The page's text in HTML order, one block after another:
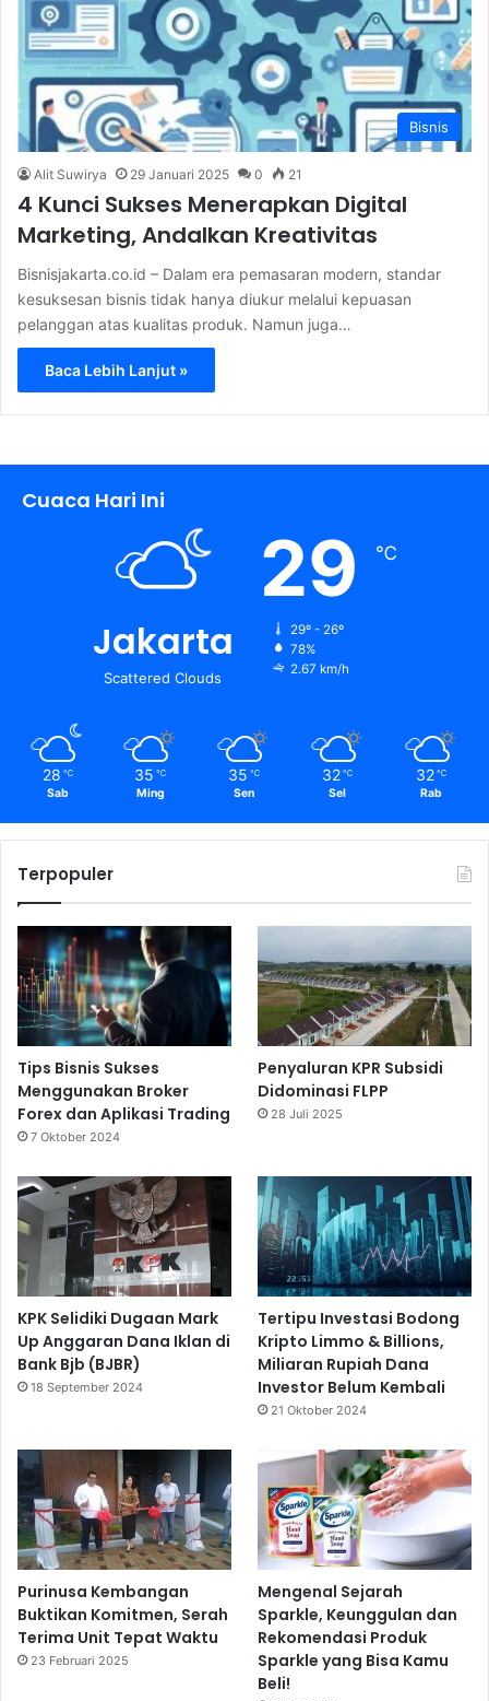
Bisnis
Alit Suwirya 29 Januari 2025 0 21
4 Kunci Sukses Menerapkan Digital
Marketing, Andalkan Kreativitas
Bisnisjakarta.co.id – Dalam era pemasaran modern, standar
kesuksesan bisnis tidak hanya diukur melalui kepuasan
pelanggan atas kualitas produk. Namun juga…
Baca Lebih Lanjut »
Cuaca Hari Ini
Jakarta
Scattered Clouds
29 ℃
29º - 26º
78%
2.67 km/h
28 ℃
Sab
35 ℃
Ming
35 ℃
Sen
32 ℃
Sel
32 ℃
Rab
Terpopuler
Tips Bisnis Sukses
Menggunakan Broker
Forex dan Aplikasi Trading
7 Oktober 2024
Penyaluran KPR Subsidi
Didominasi FLPP
28 Juli 2025
KPK Selidiki Dugaan Mark
Up Anggaran Dana Iklan di
Bank Bjb (BJBR)
18 September 2024
Tertipu Investasi Bodong
Kripto Limmo & Billions,
Miliaran Rupiah Dana
Investor Belum Kembali
21 Oktober 2024
Purinusa Kembangan
Buktikan Komitmen, Serah
Terima Unit Tepat Waktu
23 Februari 2025
Mengenal Sejarah
Sparkle, Keunggulan dan
Rekomendasi Produk
Sparkle yang Bisa Kamu
Beli!